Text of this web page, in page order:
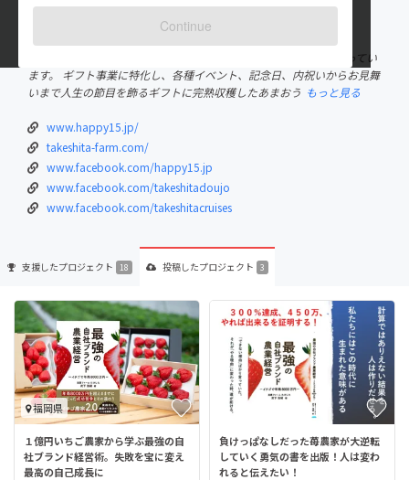
Continue
在住国：日本 現在地：福岡県
出身地：福岡県
苺の生産農家で、福岡県ブランド「あまおう」の生産、直売を行ってい
ます。 ギフト事業に特化し、各種イベント、記念日、内祝いからお見舞
いまで人生の節目を飾るギフトに完熟収穫したあまおう もっと見る
www.happy15.jp/
takeshita-farm.com/
www.facebook.com/happy15.jp
www.facebook.com/takeshitadoujo
www.facebook.com/takeshitacruises
支援したプロジェクト 18 投稿したプロジェクト 3
福岡県
１億円いちご農家から学ぶ最強の自
社ブランド経営術。失敗を宝に変え
最高の自己成長に
負けっぱなしだった苺農家が大逆転
していく勇気の書を出版！人は変わ
れると伝えたい！